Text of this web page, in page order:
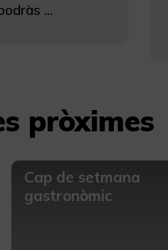
...
pròximes
Cap de setmana
gastronòmic